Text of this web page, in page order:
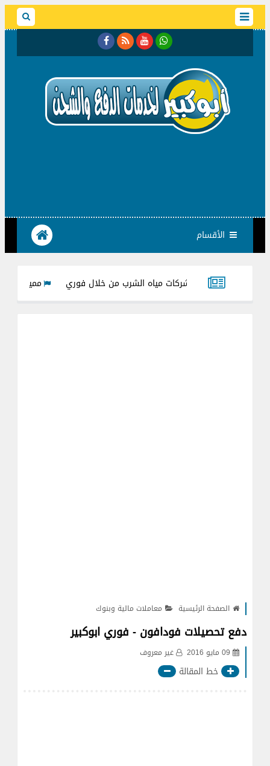
الأقسام
فواتير شركات مياه الشرب من خلال فوري مميزات وعيوب عداد
الصفحة الرئيسية معاملات مالية وبنوك
دفع تحصيلات فودافون - فوري ابوكبير
09 مايو 2016 غير معروف
خط المقالة